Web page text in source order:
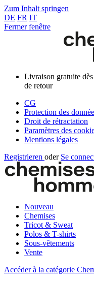
Zum Inhalt springen
DE FR IT
Fermer fenêtre
Livraison gratuite
de retour
CG
Protection des
Droit de rétractation
Paramètres des
Mentions légales
Registrieren oder Se
Nouveau
Chemises
Tricot & Sweat
Polos & T-shirts
Sous-vêtements
Vente
Accéder à la catégorie